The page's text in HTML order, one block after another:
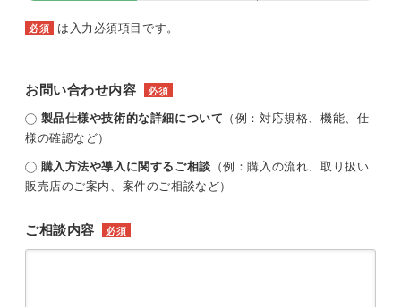
必須 は入力必須項目です。
お問い合わせ内容 必須
製品仕様や技術的な詳細について （例：対応規格、機能、仕
様の確認など）
購入方法や導入に関するご相談 （例：購入の流れ、取り扱い
販売店のご案内、案件のご相談など）
ご相談内容 必須